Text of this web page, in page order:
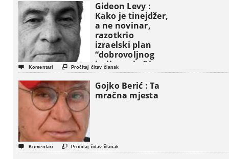
Gideon Levy :
Kako je tinejdžer,
a ne novinar,
razotkrio
izraelski plan
“dobrovoljnog
iseljavanja ” iz
Gaze
 Komentari  Pročitaj čitav članak
Gojko Berić : Ta
mračna mjesta
 Komentari  Pročitaj čitav članak